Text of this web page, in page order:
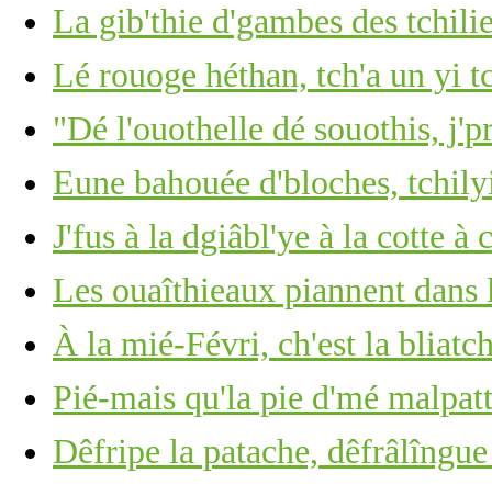
La gib'thie d'gambes des
Lé rouoge héthan, tch'a un yi
"Dé l'ouothelle dé souothis,
Eune bahouée d'bloches,
J'fus à la dgiâbl'ye à la cotte à
Les ouaîthieaux piannent dans
À la mié-Févri, ch'est la
Pié-mais qu'la pie d'mé
Dêfripe la patache,